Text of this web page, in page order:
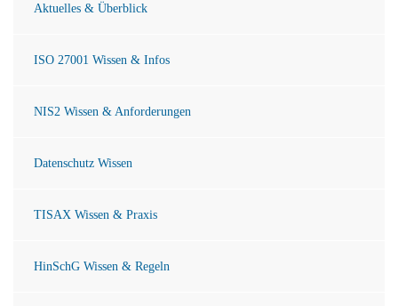
Aktuelles & Überblick
ISO 27001 Wissen & Infos
NIS2 Wissen & Anforderungen
Datenschutz Wissen
TISAX Wissen & Praxis
HinSchG Wissen & Regeln